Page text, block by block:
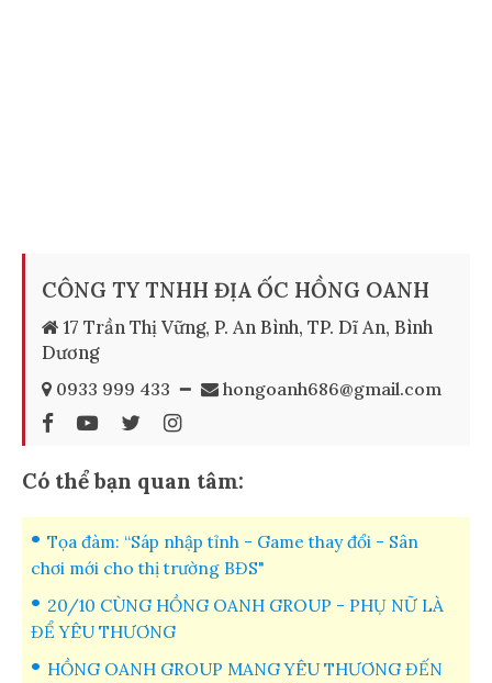
CÔNG TY TNHH ĐỊA ỐC HỒNG OANH
17 Trần Thị Vững, P. An Bình, TP. Dĩ An, Bình
Dương
0933 999 433 ━ hongoanh686@gmail.com
Có thể bạn quan tâm:
Tọa đàm: “Sáp nhập tỉnh - Game thay đổi - Sân
chơi mới cho thị trường BĐS"
20/10 CÙNG HỒNG OANH GROUP - PHỤ NỮ LÀ
ĐỂ YÊU THƯƠNG
HỒNG OANH GROUP MANG YÊU THƯƠNG ĐẾN